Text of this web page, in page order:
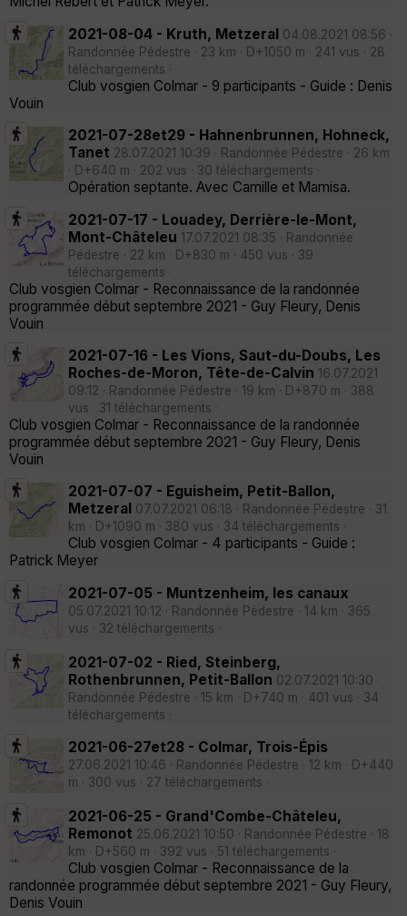
2021-08-04 - Kruth, Metzeral 04.08.2021 08:56 ·
Randonnée Pédestre · 23 km · D+1050 m · 241 vus · 28
téléchargements ·
Club vosgien Colmar - 9 participants - Guide : Denis
Vouin
2021-07-28et29 - Hahnenbrunnen, Hohneck,
Tanet 28.07.2021 10:39 · Randonnée Pédestre · 26 km
· D+640 m · 202 vus · 30 téléchargements ·
Opération septante. Avec Camille et Mamisa.
2021-07-17 - Louadey, Derrière-le-Mont,
Mont-Châteleu 17.07.2021 08:35 · Randonnée
Pédestre · 22 km · D+830 m · 450 vus · 39
téléchargements ·
Club vosgien Colmar - Reconnaissance de la randonnée
programmée début septembre 2021 - Guy Fleury, Denis
Vouin
2021-07-16 - Les Vions, Saut-du-Doubs, Les
Roches-de-Moron, Tête-de-Calvin 16.07.2021
09:12 · Randonnée Pédestre · 19 km · D+870 m · 388
vus · 31 téléchargements ·
Club vosgien Colmar - Reconnaissance de la randonnée
programmée début septembre 2021 - Guy Fleury, Denis
Vouin
2021-07-07 - Eguisheim, Petit-Ballon,
Metzeral
07.07.2021 06:18 · Randonnée Pédestre · 31
km · D+1090 m · 380 vus · 34 téléchargements ·
Club vosgien Colmar - 4 participants - Guide :
Patrick Meyer
2021-07-05 - Muntzenheim, les canaux
05.07.2021 10:12 · Randonnée Pédestre · 14 km · 365
vus · 32 téléchargements ·
2021-07-02 - Ried, Steinberg,
Rothenbrunnen, Petit-Ballon 02.07.2021 10:30 ·
Randonnée Pédestre · 15 km · D+740 m · 401 vus · 34
téléchargements ·
2021-06-27et28 - Colmar, Trois-Épis
27.06.2021 10:46 · Randonnée Pédestre · 12 km · D+440
m · 300 vus · 27 téléchargements ·
2021-06-25 - Grand'Combe-Châteleu,
Remonot 25.06.2021 10:50 · Randonnée Pédestre · 18
km · D+560 m · 392 vus · 51 téléchargements ·
Club vosgien Colmar - Reconnaissance de la
randonnée programmée début septembre 2021 - Guy Fleury,
Denis Vouin